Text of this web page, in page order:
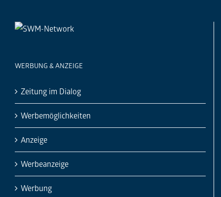
WERBUNG & ANZEIGE
Zeitung im Dialog
Werbemöglichkeiten
Anzeige
Werbeanzeige
Werbung